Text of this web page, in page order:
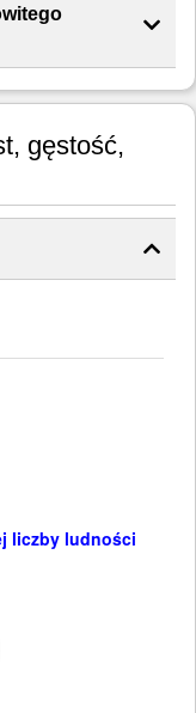
gęstość,
liczby ludności